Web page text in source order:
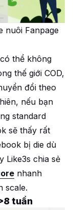
nuôi Fanpage
thể không
thế giới COD,
đổi theo
nếu bạn
standard
sẽ thấy rất
bị die dù
Like3s chia sẻ
nhanh
scale.
tuần